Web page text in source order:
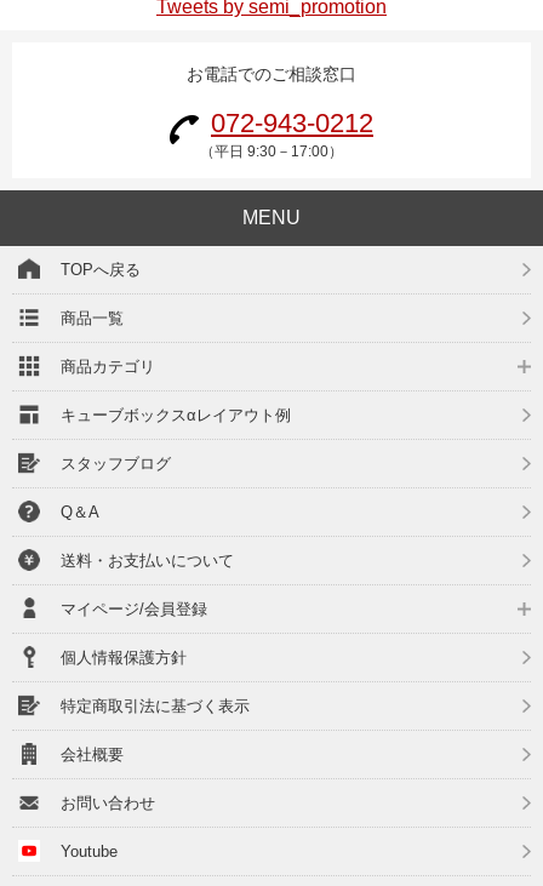
Tweets by semi_promotion
お電話でのご相談窓口
072-943-0212
（平日 9:30－17:00）
MENU
TOPへ戻る
商品一覧
商品カテゴリ
キューブボックスαレイアウト例
スタッフブログ
Q＆A
送料・お支払いについて
マイページ/会員登録
個人情報保護方針
特定商取引法に基づく表示
会社概要
お問い合わせ
Youtube